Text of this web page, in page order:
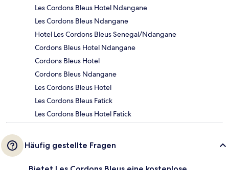
Les Cordons Bleus Hotel Ndangane
Les Cordons Bleus Ndangane
Hotel Les Cordons Bleus Senegal/Ndangane
Cordons Bleus Hotel Ndangane
Cordons Bleus Hotel
Cordons Bleus Ndangane
Les Cordons Bleus Hotel
Les Cordons Bleus Fatick
Les Cordons Bleus Hotel Fatick
Häufig gestellte Fragen